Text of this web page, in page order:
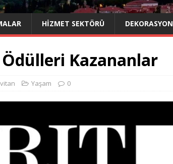
HIZMET SEKTÖRÜ DEKORASYON
Kazananlar
Yaşam 0